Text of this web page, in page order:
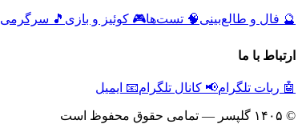
🔮 فال و طالع‌بینی🧠 تست‌ها🎮 کوئیز و بازی 🎵 سرگرمی
ارتباط با ما
🤖 ربات تلگرام📢 کانال تلگرام📧 ایمیل
© ۱۴۰۵ گلپسر — تمامی حقوق محفوظ است